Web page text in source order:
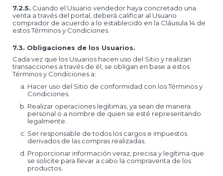
7.2.5. Cuando el Usuario vendedor haya concretado una
venta a través del portal, deberá calificar al Usuario
comprador de acuerdo a lo establecido en la Cláusula 14 de
estos Términos y Condiciones.
7.3. Obligaciones de los Usuarios.
Cada vez que los Usuarios hacen uso del Sitio y realizan
transacciones a través de él, se obligan en base a estos
Términos y Condiciones a:
Hacer uso del Sitio de conformidad con los Términos y
Condiciones.
Realizar operaciones legítimas, ya sean de manera
personal o a nombre de quien se esté representando
legalmente.
Ser responsable de todos los cargos e impuestos
derivados de las compras realizadas.
Proporcionar información veraz, precisa y legítima que
se solicite para llevar a cabo la compraventa de los
productos.